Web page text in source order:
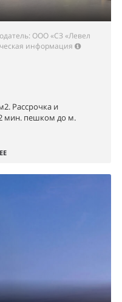
ООО «СЗ «Левел
информация
Рассрочка и
мин. пешком до м.